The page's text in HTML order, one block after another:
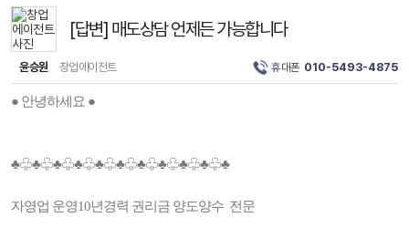
[답변] 매도상담 언제든 가능합니다
윤승원 창업에이전트 휴대폰 010-5493-4875
● 안녕하세요 ●
♣♧♣♧♣♧♣♧♣♧♣♧♣♧♣♧♣♧♣♧♣
자영업 운영10년경력 권리금 양도양수 전문